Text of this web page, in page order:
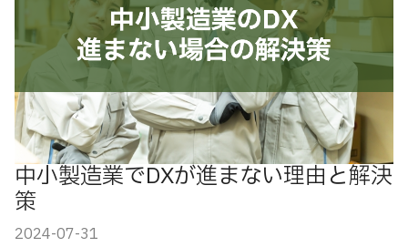
中小製造業でDXが進まない理由と解決
策
2024-07-31